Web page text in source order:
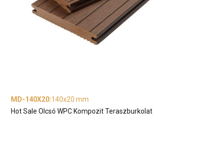
MD-140X20:140x20 mm
Hot Sale Olcsó WPC Kompozit Teraszburkolat